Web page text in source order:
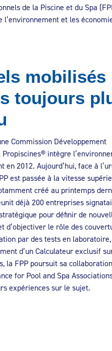
de la Piscine et du Spa
et les
mobilisés
toujours
Commission Développement
intègre
2012. Aujourd’hui, face à
est passée à la vitesse
créé au printemps
déjà 200 entreprises
pour définir de
d’objectiver le rôle des
par des tests en
d’un Calculateur exclusif
la FPP poursuit sa collaboration
for Pool and Spa
expériences sur le sujet.